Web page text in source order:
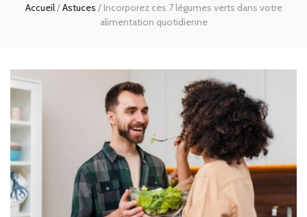
Accueil/Astuces / Incorporez ces 7 légumes verts dans votre
alimentation quotidienne